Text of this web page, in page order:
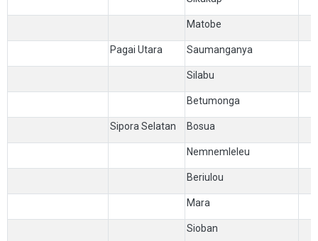
Matobe
Pagai Utara Saumanganya
Silabu
Betumonga
Sipora Selatan Bosua
Nemnemleleu
Beriulou
Mara
Sioban